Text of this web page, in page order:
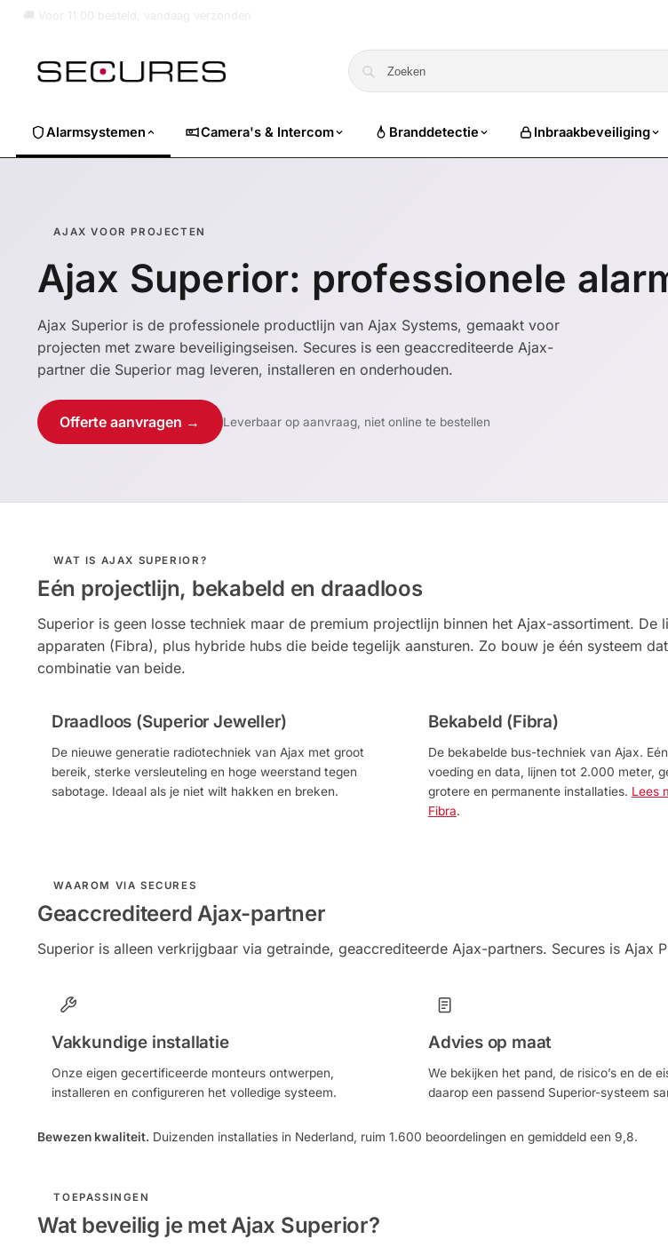
Alarmsystemen Camera's & Intercom Branddetectie Inbraakbeveiliging
AJAX VOOR PROJECTEN
Ajax Superior: professionele
Ajax Superior is de professionele productlijn van Ajax Systems, gemaakt voor
projecten met zware beveiligingseisen. Secures is een geaccrediteerde Ajax-
partner die Superior mag leveren, installeren en onderhouden.
Offerte aanvragen → Leverbaar op aanvraag, niet online te bestellen
WAT IS AJAX SUPERIOR?
Eén projectlijn, bekabeld en draadloos
Superior is geen losse techniek maar de premium projectlijn binnen het Ajax-assortiment.
apparaten (Fibra), plus hybride hubs die beide tegelijk aansturen. Zo bouw je één systeem
combinatie van beide.
Draadloos (Superior Jeweller)
De nieuwe generatie radiotechniek van Ajax met groot
bereik, sterke versleuteling en hoge weerstand tegen
sabotage. Ideaal als je niet wilt hakken en breken.
Bekabeld (Fibra)
De bekabelde bus-techniek van Ajax.
voeding en data, lijnen tot 2.000 meter,
grotere en permanente installaties. Lees
Fibra.
WAAROM VIA SECURES
Geaccrediteerd Ajax-partner
Superior is alleen verkrijgbaar via getrainde, geaccrediteerde Ajax-partners. Secures is Ajax
Vakkundige installatie
Onze eigen gecertificeerde monteurs ontwerpen,
installeren en configureren het volledige systeem.
Advies op maat
We bekijken het pand, de risico’s en de
daarop een passend Superior-systeem
Bewezen kwaliteit. Duizenden installaties in Nederland, ruim 1.600 beoordelingen en gemiddeld een 9,8.
TOEPASSINGEN
Wat beveilig je met Ajax Superior?